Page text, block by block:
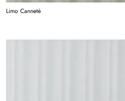
Limo Cannetè